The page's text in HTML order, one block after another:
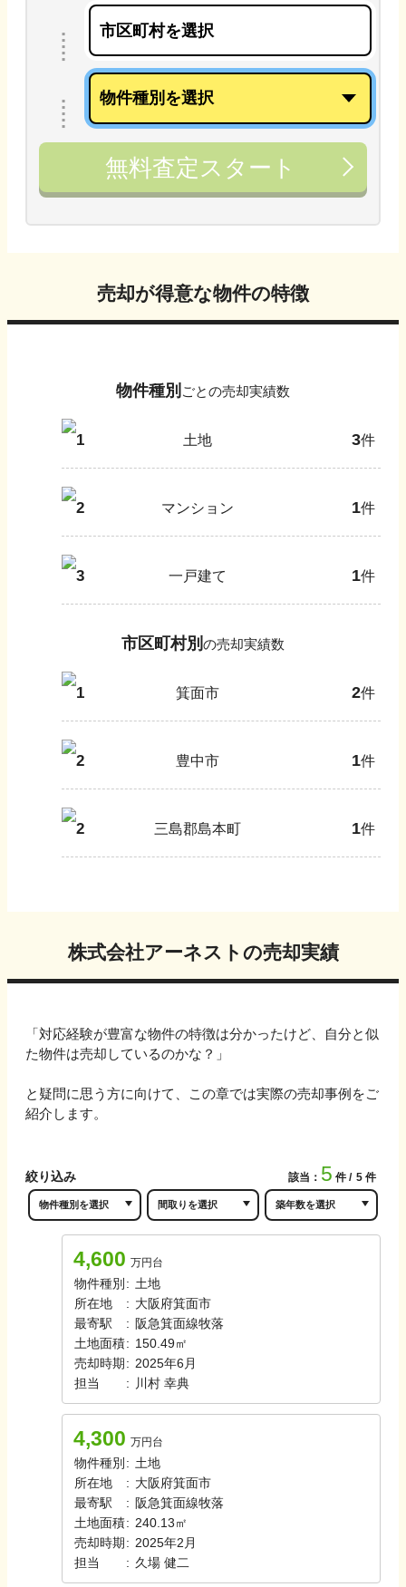
無料査定スタート
売却が得意な物件の特徴
物件種別 ごとの売却実績数
1 土地 3件
2 マンション 1件
3 一戸建て 1件
市区町村別 の売却実績数
1 箕面市 2件
2 豊中市 1件
2 三島郡島本町 1件
株式会社アーネスト の売却実績
「対応経験が豊富な物件の特徴は分かったけど、自分と似
た物件は売却しているのかな？」
と疑問に思う方に向けて、この章では実際の売却事例をご
紹介します。
絞り込み 該当： 5 件 5 件
4,600 万円台
物件種別 : 土地
所在地
: 大阪府箕面市
最寄駅
: 阪急箕面線牧落
土地面積: 150.49㎡
売却時期 : 2025年6月
担当
: 川村 幸典
4,300 万円台
物件種別 : 土地
所在地
: 大阪府箕面市
最寄駅
: 阪急箕面線牧落
土地面積: 240.13㎡
売却時期 : 2025年2月
担当
: 久場 健二